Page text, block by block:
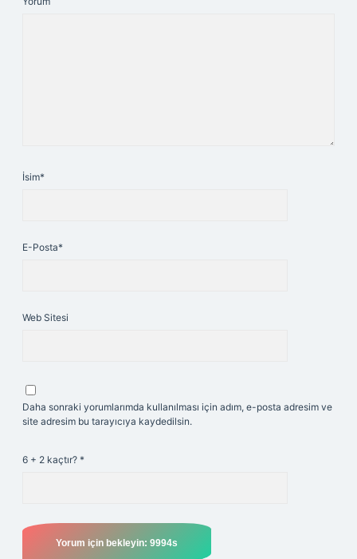
İsim*
E-Posta*
Web Sitesi
Daha sonraki yorumlarımda kullanılması için adım, e-posta adresim ve
site adresim bu tarayıcıya kaydedilsin.
6 + 2 kaçtır? *